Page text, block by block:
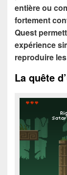
entière ou
fortement
Quest
expérience
reproduire
La quête